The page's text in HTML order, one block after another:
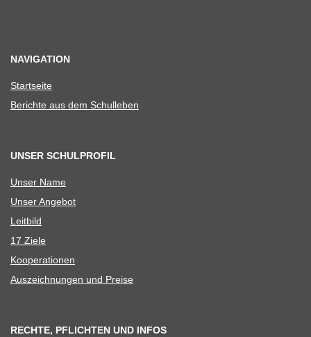
NAVIGATION
Start­seite
Berichte aus dem Schulleben
UNSER SCHULPROFIL
Unser Name
Unser Ange­bot
Leit­bild
17 Ziele
Koope­ra­tio­nen
Aus­zeich­nun­gen und Preise
RECHTE, PFLICHTEN UND INFOS